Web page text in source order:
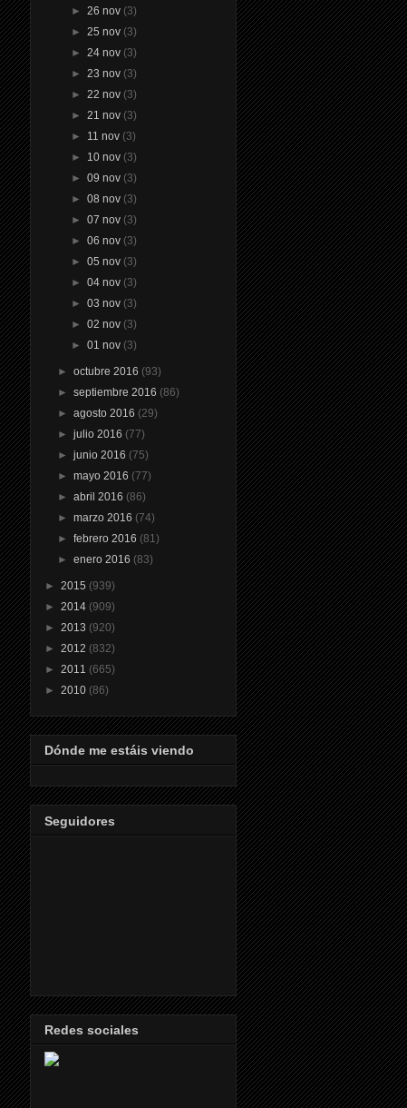
► 26 nov (3)
► 25 nov (3)
► 24 nov (3)
► 23 nov (3)
► 22 nov (3)
► 21 nov (3)
► 11 nov (3)
► 10 nov (3)
► 09 nov (3)
► 08 nov (3)
► 07 nov (3)
► 06 nov (3)
► 05 nov (3)
► 04 nov (3)
► 03 nov (3)
► 02 nov (3)
► 01 nov (3)
►octubre 2016 (93)
►septiembre 2016 (86)
►agosto 2016 (29)
►julio 2016 (77)
►junio 2016 (75)
►mayo 2016 (77)
►abril 2016 (86)
►marzo 2016 (74)
►febrero 2016 (81)
►enero 2016 (83)
► 2015 (939)
► 2014 (909)
► 2013 (920)
► 2012 (832)
► 2011 (665)
► 2010 (86)
Dónde me estáis viendo
Seguidores
Redes sociales